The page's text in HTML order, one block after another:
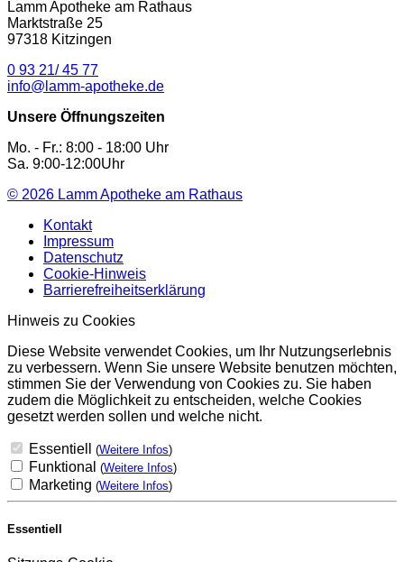
Lamm Apotheke am Rathaus
Marktstraße 25
97318 Kitzingen
0 93 21/ 45 77
info@lamm-apotheke.de
Unsere Öffnungszeiten
Mo. - Fr.: 8:00 - 18:00 Uhr
Sa. 9:00-12:00Uhr
© 2026 Lamm Apotheke am Rathaus
Kontakt
Impressum
Datenschutz
Cookie-Hinweis
Barrierefreiheitserklärung
Hinweis zu Cookies
Diese Website verwendet Cookies, um Ihr Nutzungserlebnis
zu verbessern. Wenn Sie unsere Website benutzen möchten,
stimmen Sie der Verwendung von Cookies zu. Sie haben
zudem die Möglichkeit zu entscheiden, welche Cookies
gesetzt werden sollen und welche nicht.
Essentiell (Weitere Infos)
Funktional (Weitere Infos)
Marketing (Weitere Infos)
Essentiell